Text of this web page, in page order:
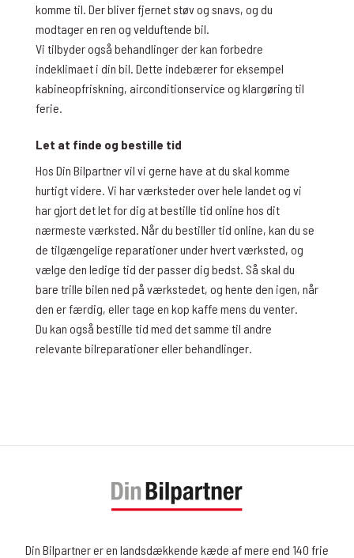
komme til. Der bliver fjernet støv og snavs, og du
modtager en ren og velduftende bil.
Vi tilbyder også behandlinger der kan forbedre
indeklimaet i din bil. Dette indebærer for eksempel
kabineopfriskning, airconditionservice og klargøring til
ferie.
Let at finde og bestille tid
Hos Din Bilpartner vil vi gerne have at du skal komme
hurtigt videre. Vi har værksteder over hele landet og vi
har gjort det let for dig at bestille tid online hos dit
nærmeste værksted. Når du bestiller tid online, kan du se
de tilgængelige reparationer under hvert værksted, og
vælge den ledige tid der passer dig bedst. Så skal du
bare trille bilen ned på værkstedet, og hente den igen, når
den er færdig, eller tage en kop kaffe mens du venter.
Du kan også bestille tid med det samme til andre
relevante bilreparationer eller behandlinger.
Din Bilpartner er en landsdækkende kæde af mere end 140 frie